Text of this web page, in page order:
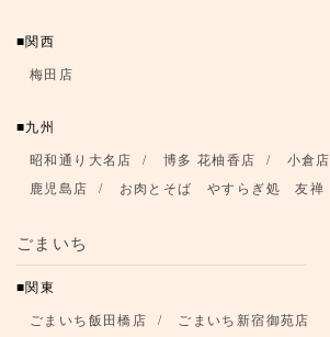
関西
梅田店
九州
昭和通り大名店 博多 花柚香店
小倉店
鹿児島店
お肉とそば やすらぎ処 友禅
ごまいち
関東
ごまいち飯田橋店 ごまいち新宿御苑店